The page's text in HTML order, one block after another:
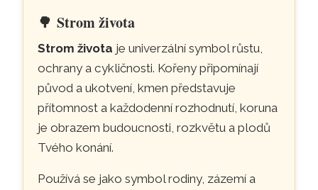
🌳Strom života
Strom života je univerzální symbol růstu,
ochrany a cykličnosti. Kořeny připomínají
původ a ukotvení, kmen představuje
přítomnost a každodenní rozhodnutí, koruna
je obrazem budoucnosti, rozkvětu a plodů
Tvého konání.
Používá se jako symbol rodiny, zázemí a